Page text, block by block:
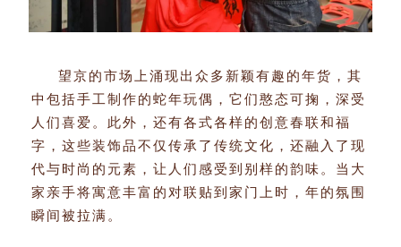
望京的市场上涌现出众多新颖有趣的年货，其
中包括手工制作的蛇年玩偶，它们憨态可掬，深受
人们喜爱。此外，还有各式各样的创意春联和福
字，这些装饰品不仅传承了传统文化，还融入了现
代与时尚的元素，让人们感受到别样的韵味。当大
家亲手将寓意丰富的对联贴到家门上时，年的氛围
瞬间被拉满。